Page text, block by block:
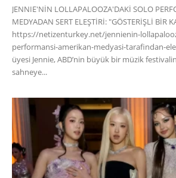
JENNIE'NİN LOLLAPALOOZA'DAKİ SOLO
MEDYADAN SERT ELEŞTİRİ: "GÖSTERİŞLİ BİR
https://netizenturkey.net/jennienin-
performansi-amerikan-medyasi-tarafindan-
üyesi Jennie, ABD’nin büyük bir müzik
sahneye...